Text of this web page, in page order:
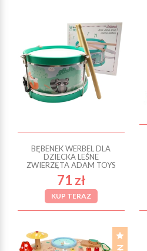
BĘBENEK WERBEL DLA
DZIECKA LEŚNE
ZWIERZĘTA ADAM TOYS
71 zł
KUP TERAZ